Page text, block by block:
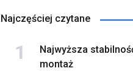
Najczęściej czytane
Najwyższa
montaż